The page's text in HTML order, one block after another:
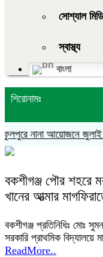
সোশ্যাল
স্বাস্থ্য
বাংলা
শিরোনামঃ
নানা আয়োজনে জুলাই
বকশীগঞ্জ পৌর শহরে
খানের আত্মার
বকশীগঞ্জ প্রতিনিধিঃ মোঃ
সরকারি প্রাথমিক বিদ্যালয়ে
ReadMore..